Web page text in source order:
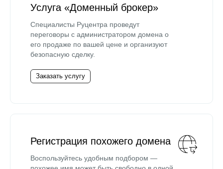
Услуга «Доменный брокер»
Специалисты Руцентра проведут
переговоры с администратором домена о
его продаже по вашей цене и организуют
безопасную сделку.
Заказать услугу
Регистрация похожего домена
Воспользуйтесь удобным подбором —